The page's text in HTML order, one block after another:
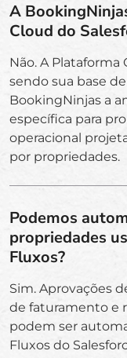
A
Cloud do
Não. A
sendo sua base
BookingNinjas a
específica para
operacional
por propriedades.
Podemos
propriedades
Fluxos?
Sim. Aprovações
de faturamento e
podem ser
Fluxos do